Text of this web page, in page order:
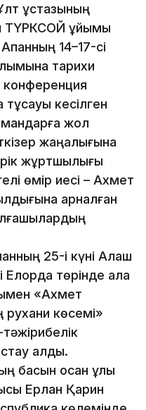
ұстазының
ТҮРКСОЙ ұйымы
14–17-сі
тарихи
конференция
кесілген
жол
жаңалығына
жұртшылығы
өмір иесі – Ахмет
арналған
25-і күні Алаш
Елорда төрінде қала
«Ахмет
көсемі»
алды.
қосқан ұлы
Ерлан Қарин